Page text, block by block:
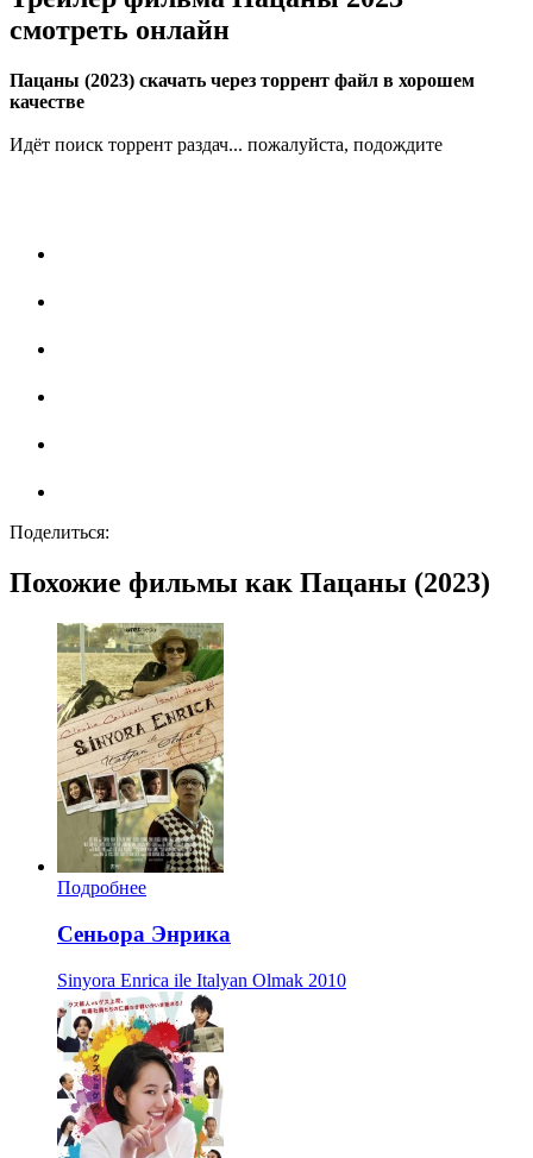
смотреть онлайн
Пацаны (2023) скачать через торрент файл в хорошем
качестве
Идёт поиск торрент раздач... пожалуйста, подождите
Поделиться:
Похожие фильмы как Пацаны (2023)
Подробнее
Сеньора Энрика
Sinyora Enrica ile Italyan Olmak 2010